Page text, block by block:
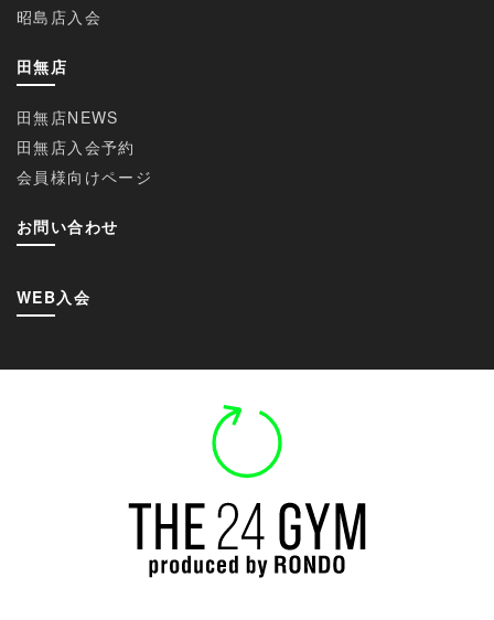
昭島店入会
田無店
田無店NEWS
田無店入会予約
会員様向けページ
お問い合わせ
WEB入会